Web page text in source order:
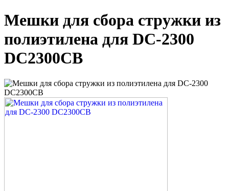
Мешки для сбора стружки из
полиэтилена для DC-2300
DC2300CB